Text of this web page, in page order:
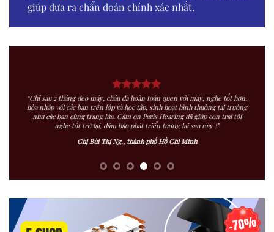
giúp đưa ra chẩn đoán chính xác nhất.
“Chỉ sau 2 tháng đeo máy, cháu đã hoàn toàn quen với máy, nghe tốt hơn,
hòa nhập với các bạn trên lớp và học tập, sinh hoạt bình thường tại trường
như các bạn cùng trang lứa. Cảm ơn Paris Hearing đã giúp con trai tôi
nghe tốt trở lại, đảm bảo phát triển tương lai sau này !”
Chị Bùi Thị Ng., thành phố Hồ Chí Minh